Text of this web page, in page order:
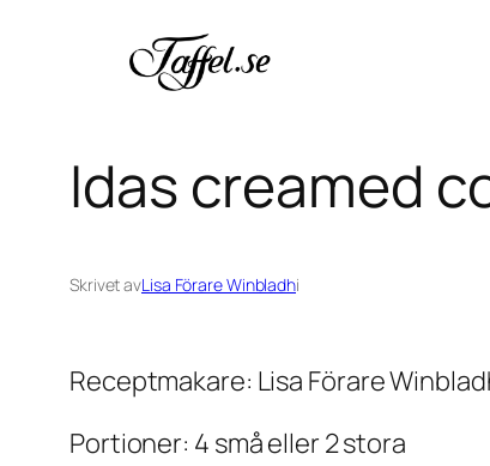
Idas creamed
Skrivet avLisa Förare Winbladhi
Receptmakare: Lisa Förare
Portioner: 4 små eller 2 stora